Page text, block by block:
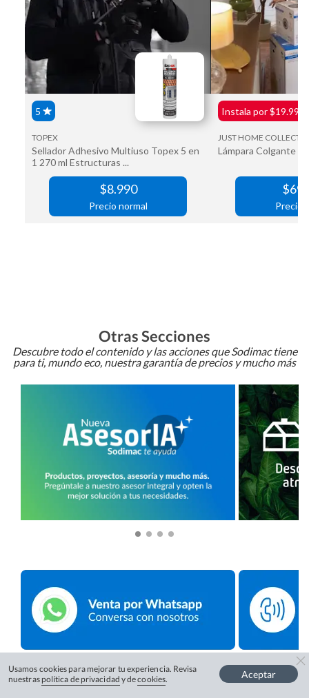
Otras Secciones
Descubre todo el contenido y las acciones que Sodimac tiene
para ti, mundo eco, nuestra garantía de precios y mucho más
Usamos cookies para mejorar tu experiencia. Revisa
nuestras política de privacidad y decookies. Aceptar